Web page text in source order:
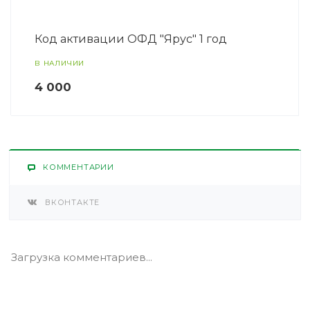
Код активации ОФД "Ярус" 1 год
В НАЛИЧИИ
4 000
КОММЕНТАРИИ
ВКОНТАКТЕ
Загрузка комментариев...